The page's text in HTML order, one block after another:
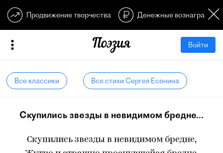
Продвижение творчества Денежные
Войти
Все классики Все стихи Сергея Есенина
Скупились звезды в невидимом бредне...
Скупились звезды в невидимом бредне,